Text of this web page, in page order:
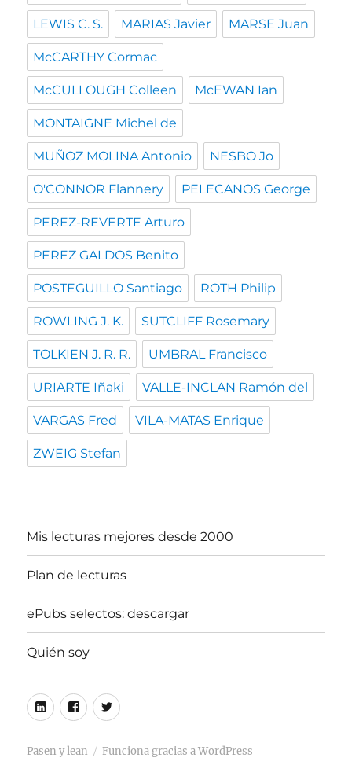
LEWIS C. S. MARIAS Javier MARSE Juan
McCARTHY Cormac
McCULLOUGH Colleen McEWAN Ian
MONTAIGNE Michel de
MUÑOZ MOLINA Antonio NESBO Jo
O'CONNOR Flannery PELECANOS George
PEREZ-REVERTE Arturo
PEREZ GALDOS Benito
POSTEGUILLO Santiago ROTH Philip
ROWLING J. K. SUTCLIFF Rosemary
TOLKIEN J. R. R. UMBRAL Francisco
URIARTE Iñaki VALLE-INCLAN Ramón del
VARGAS Fred VILA-MATAS Enrique
ZWEIG Stefan
Mis lecturas mejores desde 2000
Plan de lecturas
ePubs selectos: descargar
Quién soy
LinkedinFacebookTwitter
Pasen y lean Funciona gracias a WordPress